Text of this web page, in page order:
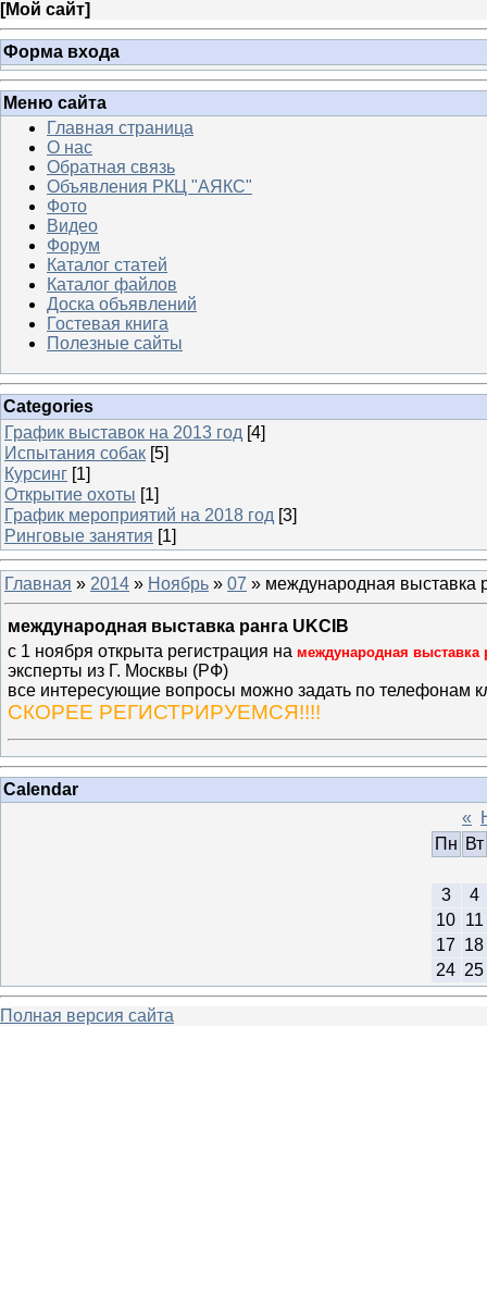
[Мой сайт]
Форма входа
Меню сайта
Главная страница
О нас
Обратная связь
Объявления РКЦ "АЯКС"
Фото
Видео
Форум
Каталог статей
Каталог файлов
Доска объявлений
Гостевая книга
Полезные сайты
Categories
График выставок на 2013 год [4]
Испытания собак [5]
Курсинг [1]
Открытие охоты [1]
График мероприятий на 2018 год [3]
Ринговые занятия [1]
Главная » 2014 » Ноябрь » 07 » международная выставка
международная выставка ранга UKCIB
с 1 ноября открыта регистрация на международная выставка
эксперты из Г. Москвы (РФ)
все интересующие вопросы можно задать по телефонам
СКОРЕЕ РЕГИСТРИРУЕМСЯ!!!!
Calendar
«
Пн Вт
3
4
10 11
17 18
24 25
Полная версия сайта